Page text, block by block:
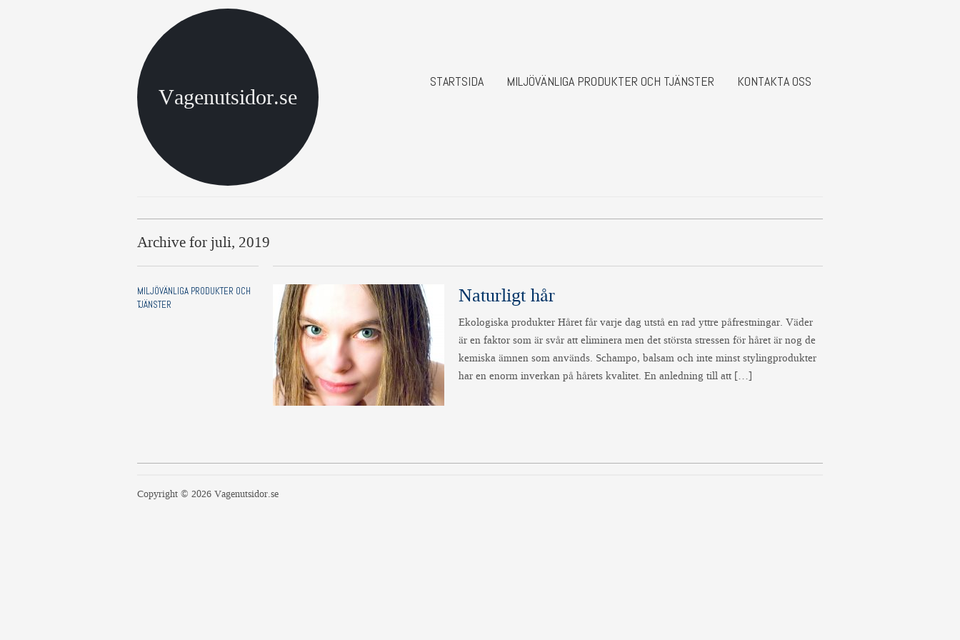
Vagenutsidor.se
STARTSIDA MILJÖVÄNLIGA PRODUKTER OCH TJÄNSTER KONTAKTA OSS
Archive for juli, 2019
MILJÖVÄNLIGA PRODUKTER OCH
TJÄNSTER
Naturligt hår
Ekologiska produkter Håret får varje dag utstå en rad yttre påfrestningar. Väder
är en faktor som är svår att eliminera men det största stressen för håret är nog de
kemiska ämnen som används. Schampo, balsam och inte minst stylingprodukter
har en enorm inverkan på hårets kvalitet. En anledning till att […]
Copyright © 2026 Vagenutsidor.se